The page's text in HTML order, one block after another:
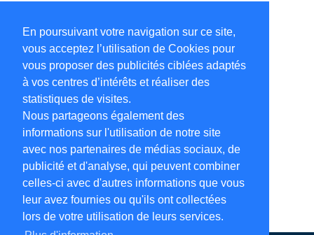
En poursuivant votre navigation sur ce site,
vous acceptez l’utilisation de Cookies pour
vous proposer des publicités ciblées adaptés
à vos centres d’intérêts et réaliser des
statistiques de visites.
Nous partageons également des
informations sur l'utilisation de notre site
avec nos partenaires de médias sociaux, de
publicité et d'analyse, qui peuvent combiner
celles-ci avec d'autres informations que vous
leur avez fournies ou qu'ils ont collectées
lors de votre utilisation de leurs services.